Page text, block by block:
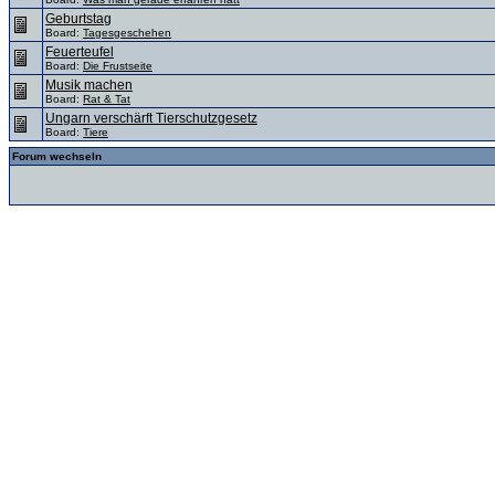
Geburtstag
Board: Tagesgeschehen
Feuerteufel
Board: Die Frustseite
Musik machen
Board: Rat & Tat
Ungarn verschärft Tierschutzgesetz
Board: Tiere
Forum wechseln